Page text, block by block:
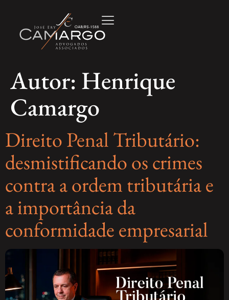
Autor: Henrique
Camargo
Direito Penal Tributário:
desmistificando os crimes
contra a ordem tributária e
a importância da
conformidade empresarial